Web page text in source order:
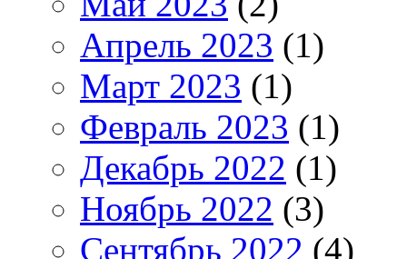
Апрель 2023 (1)
Март 2023 (1)
Февраль 2023 (1)
Декабрь 2022 (1)
Ноябрь 2022 (3)
Сентябрь 2022 (4)